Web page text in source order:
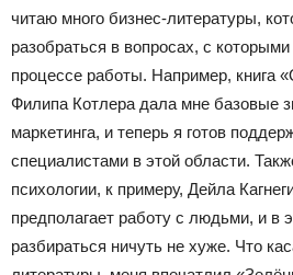
читаю много бизнес-литературы,
разобраться в вопросах, с
процессе работы. Например, книга
Филипа Котлера дала мне базовые
маркетинга, и теперь я готов
специалистами в этой области.
психологии, к примеру, Дейла
предполагает работу с людьми, и в
разбираться ничуть не хуже. Что